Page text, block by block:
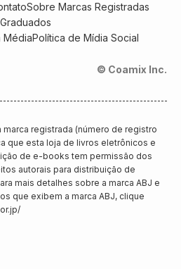
Sobre Marcas Registradas
MédiaPolítica de Mídia Social
© Coamix Inc.
marca registrada (número de registro
que esta loja de livros eletrônicos e
de e-books tem permissão dos
autorais para distribuição de
mais detalhes sobre a marca ABJ e
que exibem a marca ABJ, clique